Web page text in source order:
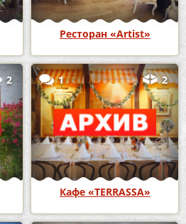
Ресторан «Artist»
2 1 2
Кафе «TERRASSA»